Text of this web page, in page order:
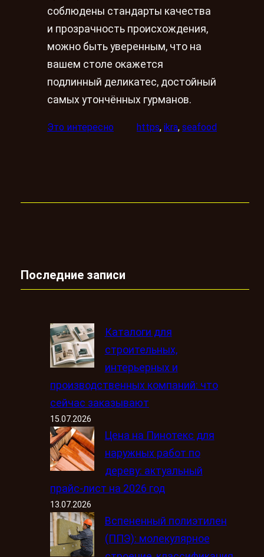
соблюдены стандарты качества
и прозрачность происхождения,
можно быть уверенным, что на
вашем столе окажется
подлинный деликатес, достойный
самых утончённых гурманов.
Это интересно https, ikra, seafood
Последние записи
Каталоги для
строительных,
интерьерных и
производственных компаний: что
сейчас заказывают
15.07.2026
Цена на Пинотекс для
наружных работ по
дереву: актуальный
прайс-лист на 2026 год
13.07.2026
Вспененный полиэтилен
(ППЭ): молекулярное